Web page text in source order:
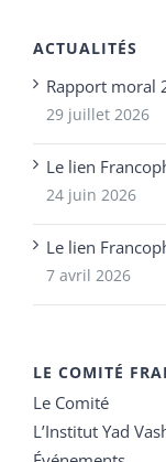
ACTUALITÉS
Rapport moral
29 juillet 2026
Le lien
24 juin 2026
Le lien
7 avril 2026
LE COMITÉ
Le Comité
L’Institut Yad